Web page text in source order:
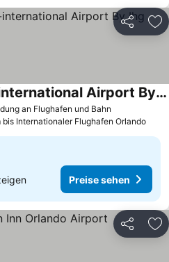
Teilen
an Flughafen und Bahn
Holiday Inn Orlando-international Airport By Ihg
bis Internationaler Flughafen Orlando
Preise sehen
Teilen